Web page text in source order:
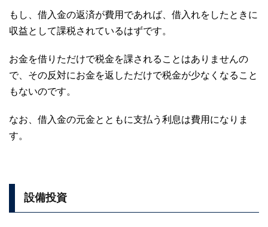
もし、借入金の返済が費用であれば、借入れをしたときに
収益として課税されているはずです。
お金を借りただけで税金を課されることはありませんの
で、その反対にお金を返しただけで税金が少なくなること
もないのです。
なお、借入金の元金とともに支払う利息は費用になりま
す。
設備投資